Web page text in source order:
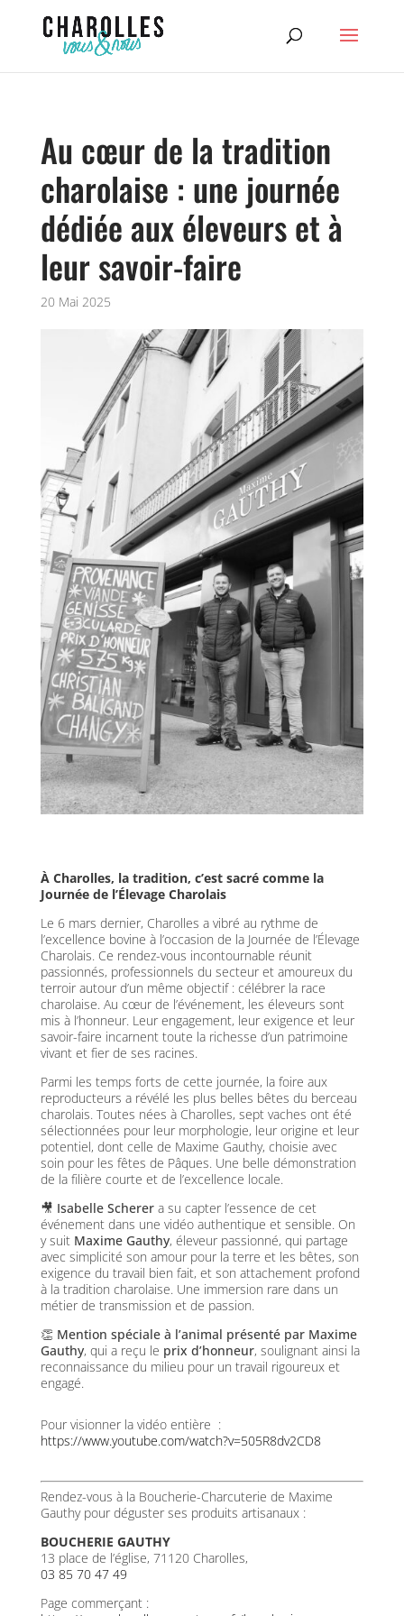
Au cœur de la tradition
charolaise : une journée
dédiée aux éleveurs et à
leur savoir-faire
20 Mai 2025
À Charolles, la tradition, c’est sacré comme la
Journée de l’Élevage Charolais
Le 6 mars dernier, Charolles a vibré au rythme de
l’excellence bovine à l’occasion de la Journée de l’Élevage
Charolais. Ce rendez-vous incontournable réunit
passionnés, professionnels du secteur et amoureux du
terroir autour d’un même objectif : célébrer la race
charolaise. Au cœur de l’événement, les éleveurs sont
mis à l’honneur. Leur engagement, leur exigence et leur
savoir-faire incarnent toute la richesse d’un patrimoine
vivant et fier de ses racines.
Parmi les temps forts de cette journée, la foire aux
reproducteurs a révélé les plus belles bêtes du berceau
charolais. Toutes nées à Charolles, sept vaches ont été
sélectionnées pour leur morphologie, leur origine et leur
potentiel, dont celle de Maxime Gauthy, choisie avec
soin pour les fêtes de Pâques. Une belle démonstration
de la filière courte et de l’excellence locale.
🎥 Isabelle Scherera su capter l’essence de cet
événement dans une vidéo authentique et sensible. On
y suit Maxime Gauthy, éleveur passionné, qui partage
avec simplicité son amour pour la terre et les bêtes, son
exigence du travail bien fait, et son attachement profond
à la tradition charolaise. Une immersion rare dans un
métier de transmission et de passion.
👏 Mention spéciale à l’animal présenté par Maxime
Gauthy, qui a reçu le prix d’honneur, soulignant ainsi la
reconnaissance du milieu pour un travail rigoureux et
engagé.
Pour visionner la vidéo entière :
https://www.youtube.com/watch?v=505R8dv2CD8
Rendez-vous à la Boucherie-Charcuterie de Maxime
Gauthy pour déguster ses produits artisanaux :
BOUCHERIE GAUTHY
13 place de l’église, 71120 Charolles,
03 85 70 47 49
Page commerçant :